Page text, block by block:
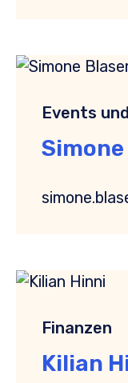
Events
Finanzen
Kilian